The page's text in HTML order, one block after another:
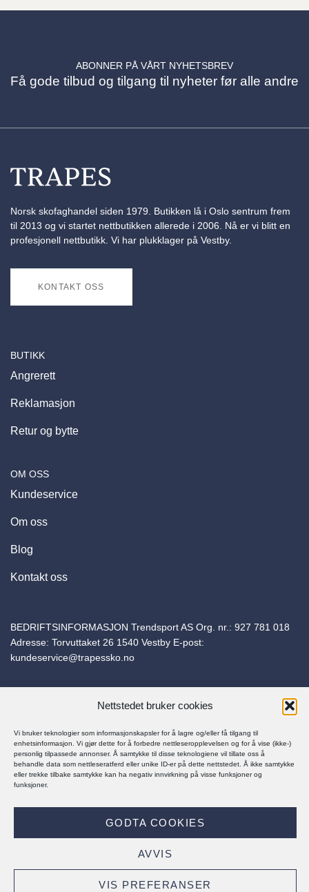
Nettstedet bruker cookies
Vi bruker teknologier som informasjonskapsler for å lagre og/eller få tilgang til
enhetsinformasjon. Vi gjør dette for å forbedre nettleseropplevelsen og for å vise (ikke-)
personlig tilpassede annonser. Å samtykke til disse teknologiene vil tillate oss å
behandle data som nettleseratferd eller unike ID-er på dette nettstedet. Å ikke samtykke
eller trekke tilbake samtykke kan ha negativ innvirkning på visse funksjoner og
funksjoner.
GODTA COOKIES
AVVIS
VIS PREFERANSER
ABONNER PÅ VÅRT NYHETSBREV
Få gode tilbud og tilgang til nyheter før alle andre
Norsk skofaghandel siden 1979. Butikken lå i Oslo sentrum frem
til 2013 og vi startet nettbutikken allerede i 2006. Nå er vi blitt en
profesjonell nettbutikk. Vi har plukklager på Vestby.
KONTAKT OSS
BUTIKK
Angrerett
Reklamasjon
Retur og bytte
OM OSS
Kundeservice
Om oss
Blog
Kontakt oss
BEDRIFTSINFORMASJON Trendsport AS Org. nr.: 927 781 018
Adresse: Torvuttaket 26 1540 Vestby E-post:
kundeservice@trapessko.no
© Trapes Sko 2025
PERSONVERNERKLÆRING
MasterCardKlarna